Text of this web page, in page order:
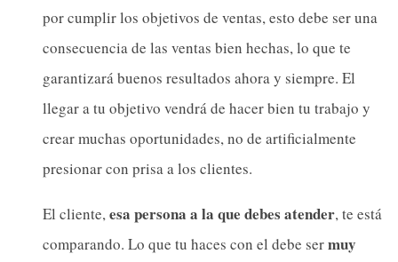
por cumplir los objetivos de ventas, esto debe ser una
consecuencia de las ventas bien hechas, lo que te
garantizará buenos resultados ahora y siempre. El
llegar a tu objetivo vendrá de hacer bien tu trabajo y
crear muchas oportunidades, no de artificialmente
presionar con prisa a los clientes.
El cliente,esa persona a la que debes atender, te está
comparando. Lo que tu haces con el debe sermuy